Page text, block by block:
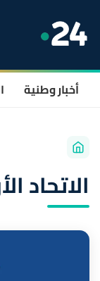
أخبار وطنية
الاتحاد